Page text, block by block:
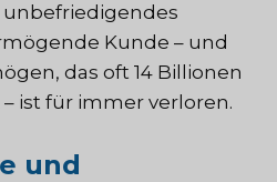
unbefriedigendes
Kunde – und
das oft 14 Billionen
ist für immer verloren.
und